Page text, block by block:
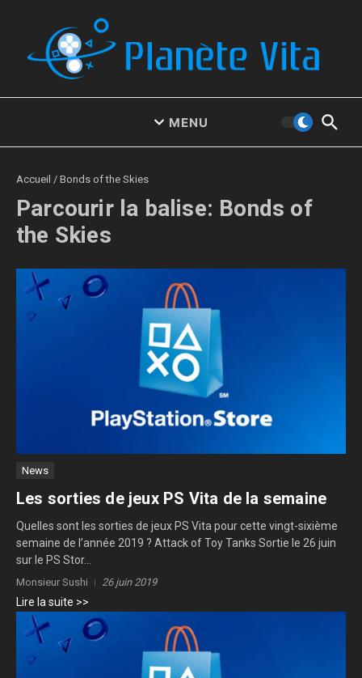
MENU
Accueil / Bonds of the Skies
Parcourir la balise: Bonds of
the Skies
News
Les sorties de jeux PS Vita de la semaine
Quelles sont les sorties de jeux PS Vita pour cette vingt-sixième
semaine de l’année 2019 ? Attack of Toy Tanks Sortie le 26 juin
sur le PS Stor...
Monsieur Sushi 26 juin 2019
Lire la suite >>